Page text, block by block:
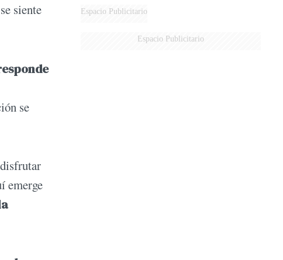
siente
se
emerge
Espacio Publicitario
Espacio Publicitario